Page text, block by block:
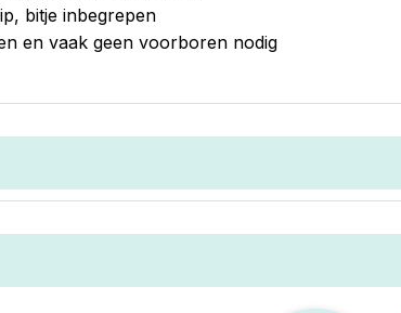
bitje inbegrepen
en vaak geen voorboren nodig